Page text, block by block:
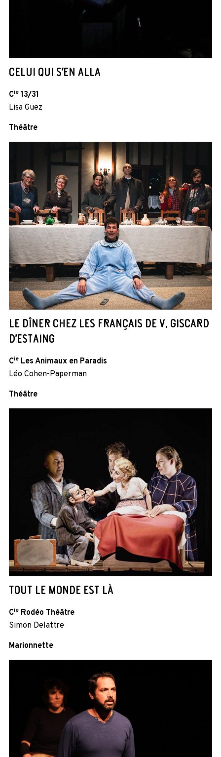
CELUI QUI S’EN ALLA
Cie 13/31
Lisa Guez
Théâtre
LE DÎNER CHEZ LES FRANÇAIS DE V. GISCARD
D’ESTAING
Cie Les Animaux en Paradis
Léo Cohen-Paperman
Théâtre
TOUT LE MONDE EST LÀ
Cie Rodéo Théâtre
Simon Delattre
Marionnette